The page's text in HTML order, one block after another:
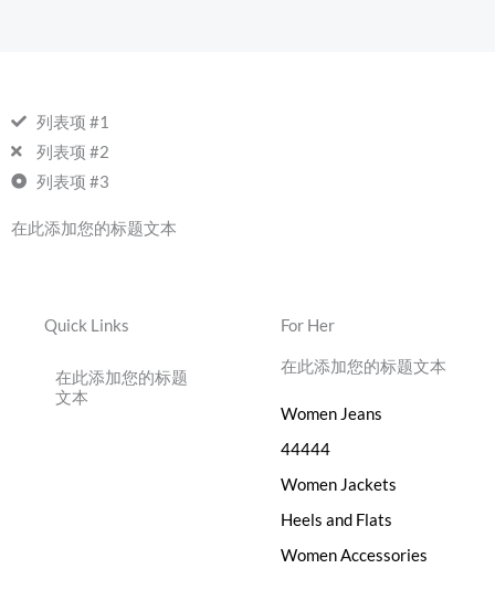
列表项 #1
列表项 #2
列表项 #3
在此添加您的标题文本
Quick Links
在此添加您的标题
文本
For Her
在此添加您的标题文本
Women Jeans
44444
Women Jackets
Heels and Flats
Women Accessories